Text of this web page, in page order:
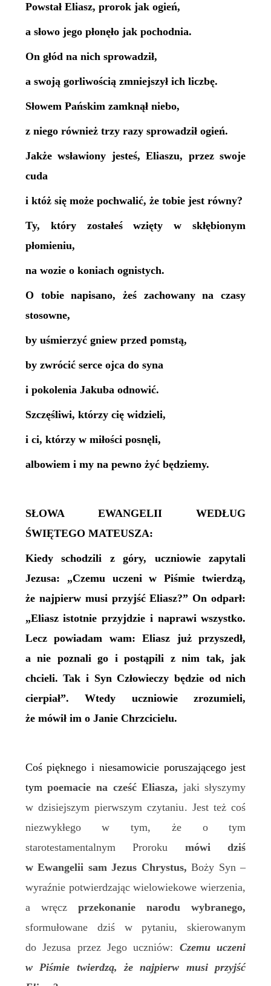
Powstał Eliasz, prorok jak ogień,
a słowo jego płonęło jak pochodnia.
On głód na nich sprowadził,
a swoją gorliwością zmniejszył ich liczbę.
Słowem Pańskim zamknął niebo,
z niego również trzy razy sprowadził ogień.
Jakże wsławiony jesteś, Eliaszu, przez swoje
cuda
i któż się może pochwalić, że tobie jest równy?
Ty, który zostałeś wzięty w skłębionym
płomieniu,
na wozie o koniach ognistych.
O tobie napisano, żeś zachowany na czasy
stosowne,
by uśmierzyć gniew przed pomstą,
by zwrócić serce ojca do syna
i pokolenia Jakuba odnowić.
Szczęśliwi, którzy cię widzieli,
i ci, którzy w miłości posnęli,
albowiem i my na pewno żyć będziemy.
SŁOWA EWANGELII WEDŁUG
ŚWIĘTEGO MATEUSZA:
Kiedy schodzili z góry, uczniowie zapytali
Jezusa: „Czemu uczeni w Piśmie twierdzą,
że najpierw musi przyjść Eliasz?” On odparł:
„Eliasz istotnie przyjdzie i naprawi wszystko.
Lecz powiadam wam: Eliasz już przyszedł,
a nie poznali go i postąpili z nim tak, jak
chcieli. Tak i Syn Człowieczy będzieod nich
cierpiał”. Wtedy uczniowie zrozumieli,
że mówił im o Janie Chrzcicielu.
Coś pięknego i niesamowicie poruszającego jest
tympoemacie na cześć Eliasza, jaki słyszymy
w dzisiejszym pierwszym czytaniu. Jest też coś
niezwykłego w tym, że o tym
starotestamentalnym Proroku mówi dziś
w Ewangelii sam Jezus Chrystus,Boży Syn –
wyraźnie potwierdzając wielowiekowe wierzenia,
a wręcz przekonanie narodu wybranego,
sformułowane dziś w pytaniu, skierowanym
do Jezusa przez Jego uczniów: Czemu uczeni
w Piśmie twierdzą, że najpierw musi przyjść